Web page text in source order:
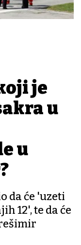
je
u
u
da će 'uzeti
12', te da će